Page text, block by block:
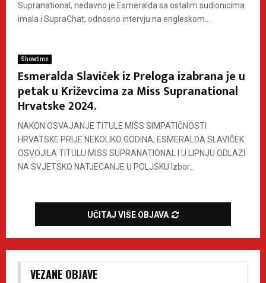
Supranational, nedavno je Esmeralda sa ostalim sudionicima
imala i SupraChat, odnosno intervju na engleskom...
Showtime
Esmeralda Slaviček iz Preloga izabrana je u
petak u Križevcima za Miss Supranational
Hrvatske 2024.
NAKON OSVAJANJE TITULE MISS SIMPATIČNOSTI
HRVATSKE PRIJE NEKOLIKO GODINA, ESMERALDA SLAVIČEK
OSVOJILA TITULU MISS SUPRANATIONAL I U LIPNJU ODLAZI
NA SVJETSKO NATJECANJE U POLJSKU Izbor...
UČITAJ VIŠE OBJAVA
VEZANE OBJAVE